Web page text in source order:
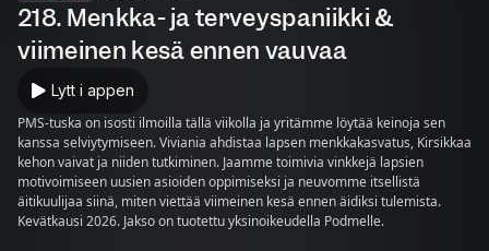
218. Menkka- ja terveyspaniikki &
viimeinen kesä ennen vauvaa
Lytt i appen
PMS-tuska on isosti ilmoilla tällä viikolla ja yritämme löytää keinoja sen
kanssa selviytymiseen. Viviania ahdistaa lapsen menkkakasvatus, Kirsikkaa
kehon vaivat ja niiden tutkiminen. Jaamme toimivia vinkkejä lapsien
motivoimiseen uusien asioiden oppimiseksi ja neuvomme itsellistä
äitikuulijaa siinä, miten viettää viimeinen kesä ennen äidiksi tulemista.
Kevätkausi 2026. Jakso on tuotettu yksinoikeudella Podmelle.